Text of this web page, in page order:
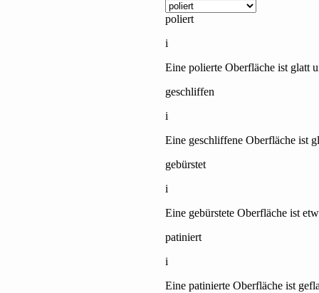
poliert
i
Eine polierte Oberfläche ist glatt
geschliffen
i
Eine geschliffene Oberfläche ist
gebürstet
i
Eine gebürstete Oberfläche ist
patiniert
i
Eine patinierte Oberfläche ist